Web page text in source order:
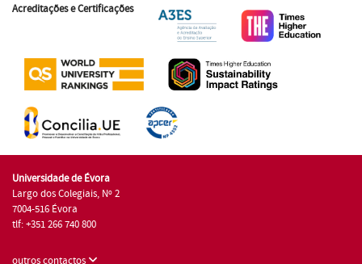
Acreditações e Certificações
Universidade de Évora
Largo dos Colegiais, Nº 2
7004-516 Évora
tlf: +351 266 740 800
outros contactos